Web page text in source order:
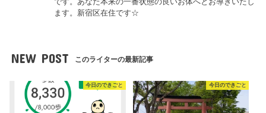
ます。新宿区在住です☆
NEW POST このライターの最新記事
今日のできごと 今日のできごと